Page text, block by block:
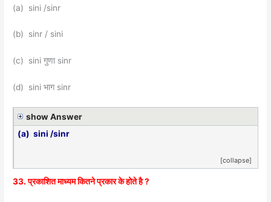
(a) sini /sinr
(b) sinr / sini
(c) sini गुणा sinr
(d) sini भाग sinr
show Answer
(a) sini /sinr
[collapse]
33. प्रकाशित माध्यम कितने प्रकार के होते है ?